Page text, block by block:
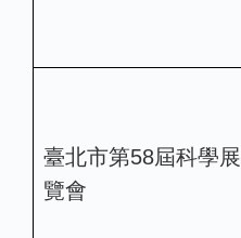
臺北市第58屆科學展
覽會